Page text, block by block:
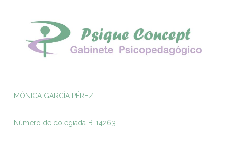
MÓNICA GARCÍA PÉREZ
Número de colegiada B-14263.